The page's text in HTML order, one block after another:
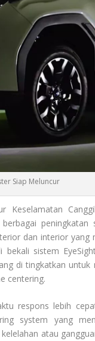
Siap Meluncur
Keselamatan
peningkatan
dan interior
sistem
di tingkatkan untuk
centering.
respons lebih
system yang
atau